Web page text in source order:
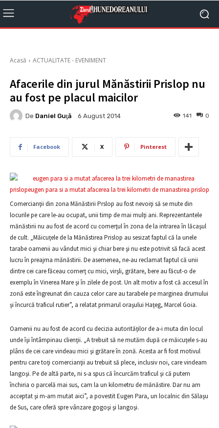
Acasă ACTUALITATE - EVENIMENT
Afacerile din jurul Mănăstirii Prislop nu
au fost pe placul maicilor
De Daniel Guţă 6 August 2014 0
141
Facebook X Pinterest
Comercianţii din zona Mănăstirii Prslop au fost nevoiţi să se mute din
locurile pe care le-au ocupat, unii timp de mai mulţi ani. Reprezentantele
mănăstirii nu au fost de acord cu comerţul în zona de la intrarea în lăcaşul
de cult. „Măicuţele de la Mănăstirea Prislop au sesizat faptul că la unele
tarabe oamenii au vândut mici şi chiar bere şi nu este potrivit să facă acest
lucru în preajma mănăstirii. De asemenea, ne-au reclamat faptul că unii
dintre cei care făceau comerţ cu mici, virşli, grătare, bere au făcut-o de
exemplu în Vinerea Mare şi în zilele de post. Un alt motiv a fost că accesul în
zonă este îngreunat din cauza celor care au tarabele pe marginea drumului
şi încurcă traficul rutier”, a relatat primarul oraşului Haţeg, Marcel Goia.
Oamenii nu au fost de acord cu decizia autorităţilor de a-i muta din locul
unde îşi întâmpinau clienţii. „A trebuit să ne mutăm după ce măicuţele s-au
plâns de cei care vindeau mici şi grătare în zonă. Acesta ar fi fost motivul
pentru care toţi comercianţii au trebuit să plece, inclusiv noi, care vindeam
langoşi. Pe de altă parte, ni s-a spus că încurcăm traficul şi că putem
închiria o parcelă mai sus, cam la un kilometru de mănăstire. Dar nu am
acceptat şi m-am mutat aici”, a povestit Eugen Para, un localnic din Sălaşu
de Sus, care oferă spre vânzare gogoşi şi langoşi.